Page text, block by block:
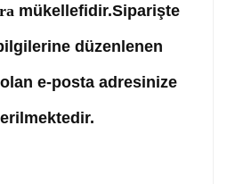
mükellefidir.Siparişte
düzenlenen
olan e-posta adresinize